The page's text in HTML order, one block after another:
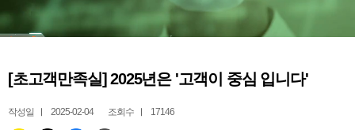
[초고객만족실] 2025년은 '고객이 중심 입니다'
작성일 2025-02-04 조회수 17146